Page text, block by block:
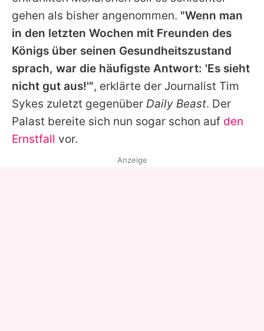
gehen als bisher angenommen. "Wenn man
in den letzten Wochen mit Freunden des
Königs über seinen Gesundheitszustand
sprach, war die häufigste Antwort: 'Es sieht
nicht gut aus!'", erklärte der Journalist Tim
Sykes zuletzt gegenüber Daily Beast. Der
Palast bereite sich nun sogar schon auf den
Ernstfall vor.
Anzeige